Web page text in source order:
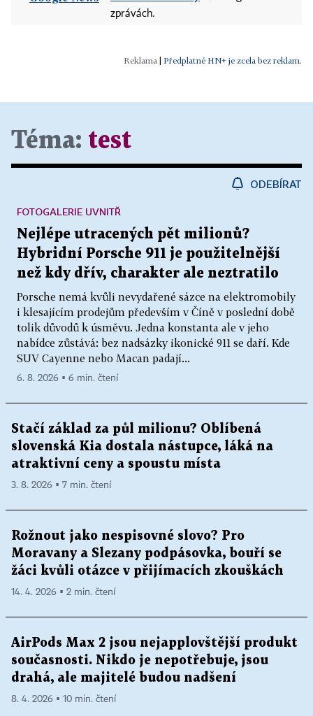
zprávách.
Předplatné HN+ je zcela bez reklam.
Téma: test
ODEBÍRAT
Nejlépe utracených pět milionů?
Hybridní Porsche 911 je použitelnější
než kdy dřív, charakter ale neztratilo
Porsche nemá kvůli nevydařené sázce na elektromobily
i klesajícím prodejům především v Číně v poslední době
tolik důvodů k úsměvu. Jedna konstanta ale v jeho
nabídce zůstává: bez nadsázky ikonické 911 se daří. Kde
SUV Cayenne nebo Macan padají...
FOTOGALERIE UVNITŘ
6. 8. 2026 ▪ 6 min. čtení
Stačí základ za půl milionu? Oblíbená
slovenská Kia dostala nástupce, láká na
atraktivní ceny a spoustu místa
3. 8. 2026 ▪ 7 min. čtení
Rožnout jako nespisovné slovo? Pro
Moravany a Slezany podpásovka, bouří se
žáci kvůli otázce v přijímacích zkouškách
14. 4. 2026 ▪ 2 min. čtení
AirPods Max 2 jsou nejapplovštější produkt
současnosti. Nikdo je nepotřebuje, jsou
drahá, ale majitelé budou nadšení
8. 4. 2026 ▪ 10 min. čtení